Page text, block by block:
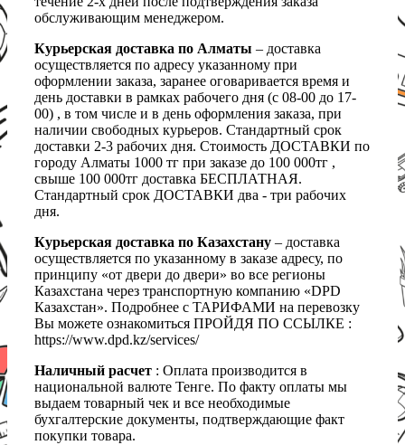
обслуживающим менеджером.
Курьерская доставка по Алматы – доставка
осуществляется по адресу указанному при
оформлении заказа, заранее оговаривается время и
день доставки в рамках рабочего дня (с 08-00 до 17-
00) , в том числе и в день оформления заказа, при
наличии свободных курьеров. Стандартный срок
доставки 2-3 рабочих дня. Стоимость ДОСТАВКИ по
городу Алматы 1000 тг при заказе до 100 000тг ,
свыше 100 000тг доставка БЕСПЛАТНАЯ.
Стандартный срок ДОСТАВКИ два - три рабочих
дня.
Курьерская доставка по Казахстану – доставка
осуществляется по указанному в заказе адресу, по
принципу «от двери до двери» во все регионы
Казахстана через транспортную компанию «DPD
Казахстан». Подробнее с ТАРИФАМИ на перевозку
Вы можете ознакомиться ПРОЙДЯ ПО ССЫЛКЕ :
https://www.dpd.kz/services/
Наличный расчет : Оплата производится в
национальной валюте Тенге. По факту оплаты мы
выдаем товарный чек и все необходимые
бухгалтерские документы, подтверждающие факт
покупки товара.